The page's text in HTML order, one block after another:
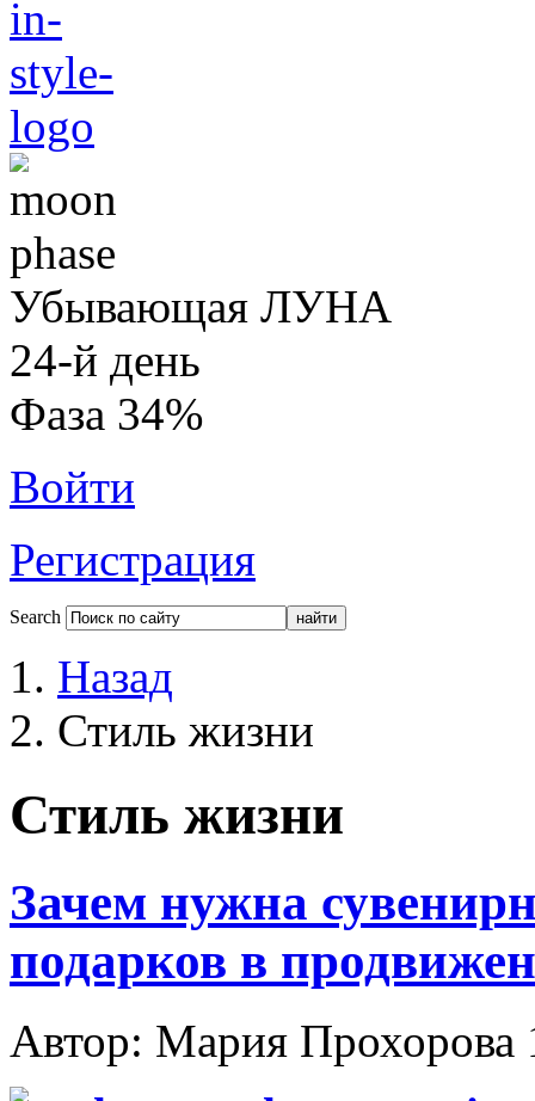
Убывающая ЛУНА
24-й день
Фаза 34%
Войти
Регистрация
Search
Назад
Стиль жизни
Стиль жизни
Зачем нужна
подарков в
Автор: Мария Прохорова